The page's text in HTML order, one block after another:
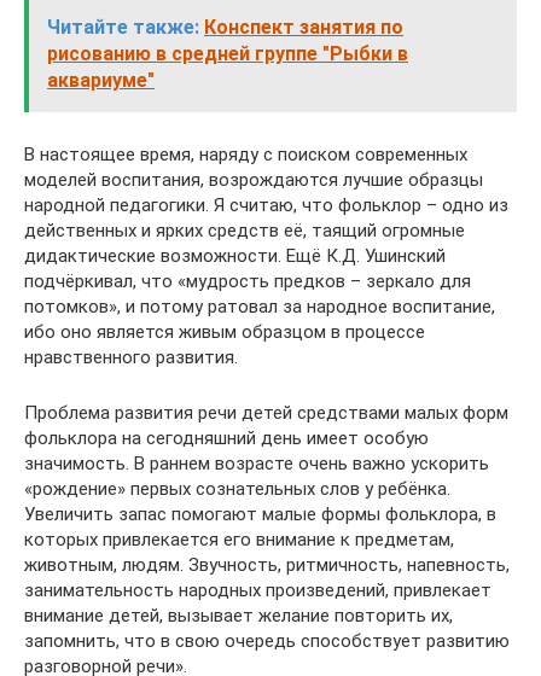
Читайте также: Конспект занятия по
рисованию в средней группе "Рыбки в
аквариуме"
В настоящее время, наряду с поиском современных
моделей воспитания, возрождаются лучшие образцы
народной педагогики. Я считаю, что фольклор – одно из
действенных и ярких средств её, таящий огромные
дидактические возможности. Ещё К.Д. Ушинский
подчёркивал, что «мудрость предков – зеркало для
потомков», и потому ратовал за народное воспитание,
ибо оно является живым образцом в процессе
нравственного развития.
Проблема развития речи детей средствами малых форм
фольклора на сегодняшний день имеет особую
значимость. В раннем возрасте очень важно ускорить
«рождение» первых сознательных слов у ребёнка.
Увеличить запас помогают малые формы фольклора, в
которых привлекается его внимание к предметам,
животным, людям. Звучность, ритмичность, напевность,
занимательность народных произведений, привлекает
внимание детей, вызывает желание повторить их,
запомнить, что в свою очередь способствует развитию
разговорной речи».